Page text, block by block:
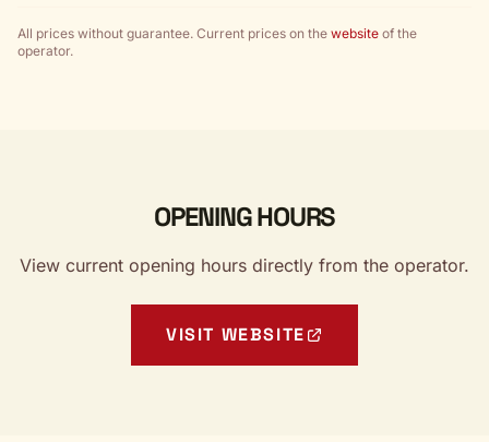
All prices without guarantee. Current prices on the website of the
operator.
OPENING HOURS
View current opening hours directly from the operator.
VISIT WEBSITE